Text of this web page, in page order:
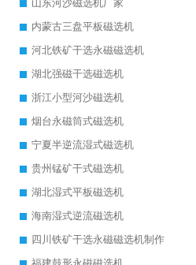
山东河沙磁选机厂家
内蒙古三盘平板磁选机
河北铁矿干选永磁磁选机
湖北强磁干选磁选机
浙江小型河沙磁选机
烟台永磁筒式磁选机
宁夏半逆流湿式磁选机
贵州锰矿干式磁选机
湖北湿式平板磁选机
海南湿式逆流磁选机
四川铁矿干选永磁磁选机制作